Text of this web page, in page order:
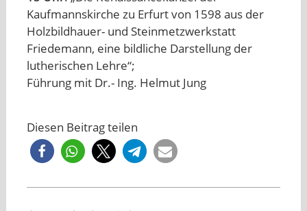
Kaufmannskirche zu Erfurt von 1598 aus der
Holzbildhauer- und Steinmetzwerkstatt
Friedemann, eine bildliche Darstellung der
lutherischen Lehre“;
Führung mit Dr.- Ing. Helmut Jung
Diesen Beitrag teilen